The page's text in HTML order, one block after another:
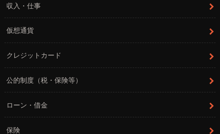
収入・仕事
仮想通貨
クレジットカード
公的制度（税・保険等）
ローン・借金
保険